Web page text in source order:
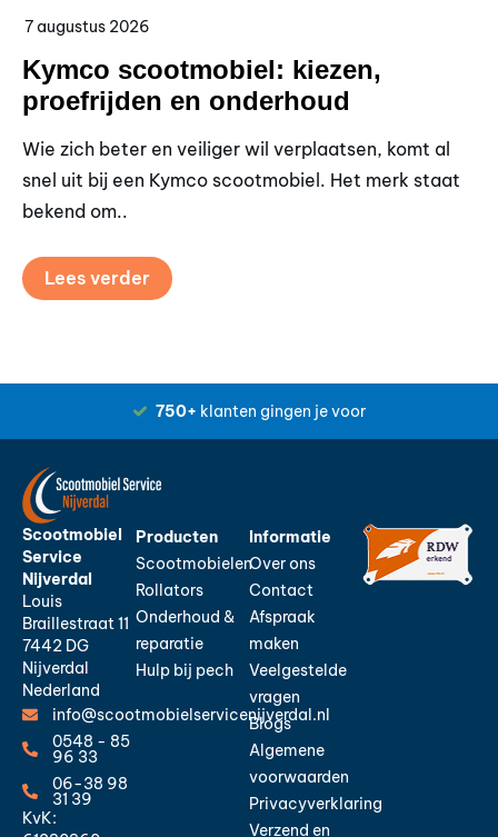
7 augustus 2026
Kymco scootmobiel: kiezen,
proefrijden en onderhoud
Wie zich beter en veiliger wil verplaatsen, komt al
snel uit bij een Kymco scootmobiel. Het merk staat
bekend om..
Lees verder
750+ klanten gingen je voor
Scootmobiel
Service
Nijverdal
Louis
Braillestraat 11
7442 DG
Nijverdal
Nederland
info@scootmobielservicenijverdal.nl
0548 - 85
96 33
06-38 98
31 39
KvK:
Producten
Scootmobielen
Rollators
Onderhoud &
reparatie
Hulp bij pech
Informatie
Over ons
Contact
Afspraak
maken
Veelgestelde
vragen
Blogs
Algemene
voorwaarden
Privacyverklaring
Verzend en